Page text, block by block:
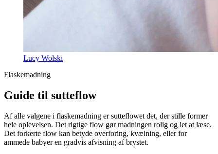
Lucy Wolski
Flaskemadning
Guide til sutteflow
Af alle valgene i flaskemadning er sutteflowet det, der stille former
hele oplevelsen. Det rigtige flow gør madningen rolig og let at læse.
Det forkerte flow kan betyde overforing, kvælning, eller for
ammede babyer en gradvis afvisning af brystet.